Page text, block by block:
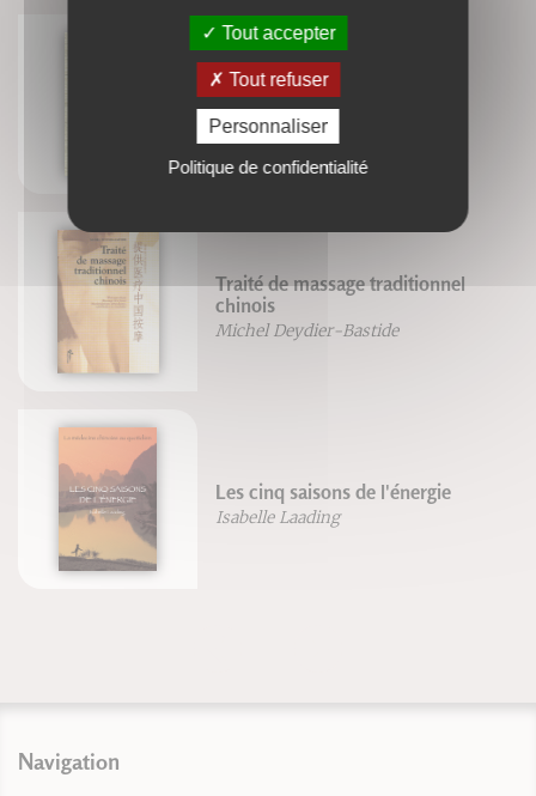
Traité d'acupuncture et de
moxibustion
Dr. G. Guillaume
Dr. Mach-Chieu
Traité de massage traditionnel
chinois
Michel Deydier-Bastide
Les cinq saisons de l'énergie
Isabelle Laading
Navigation
Tout accepter
Tout refuser
Personnaliser
Politique de confidentialité